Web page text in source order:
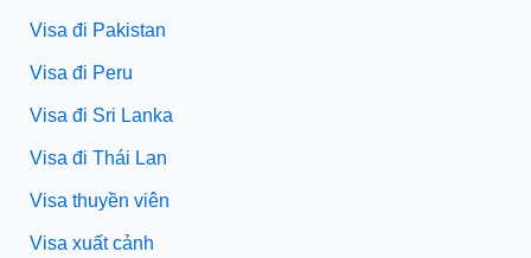
Visa đi Pakistan
Visa đi Peru
Visa đi Sri Lanka
Visa đi Thái Lan
Visa thuyền viên
Visa xuất cảnh